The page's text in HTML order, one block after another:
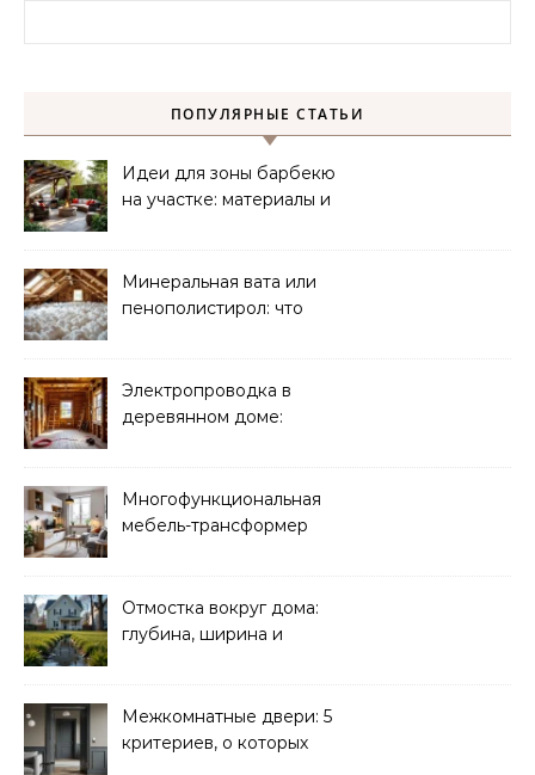
ПОПУЛЯРНЫЕ СТАТЬИ
Идеи для зоны барбекю
на участке: материалы и
Минеральная вата или
пенополистирол: что
Электропроводка в
деревянном доме:
Многофункциональная
мебель-трансформер
Отмостка вокруг дома:
глубина, ширина и
Межкомнатные двери: 5
критериев, о которых